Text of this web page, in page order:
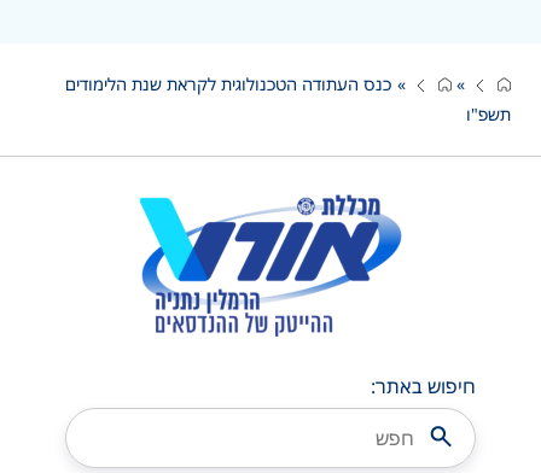
»
» כנס העתודה הטכנולוגית לקראת שנת הלימודים
תשפ"ו
חיפוש באתר: